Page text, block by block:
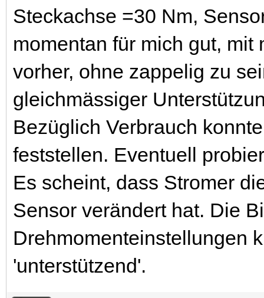
Steckachse =30 Nm,
momentan für mich gut, mit
vorher, ohne zappelig zu
gleichmässiger
Bezüglich Verbrauch
feststellen. Eventuell
Es scheint, dass Stromer
Sensor verändert hat. Die
Drehmomenteinstellungen
'unterstützend'.